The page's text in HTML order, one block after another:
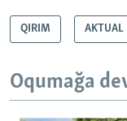
QIRIM AKTUAL
Oqumağa